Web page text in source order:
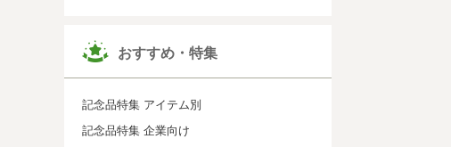
おすすめ・特集
記念品特集 アイテム別
記念品特集 企業向け